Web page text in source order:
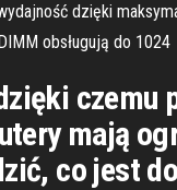
dzięki
obsługują do 1024
czemu
mają
co jest